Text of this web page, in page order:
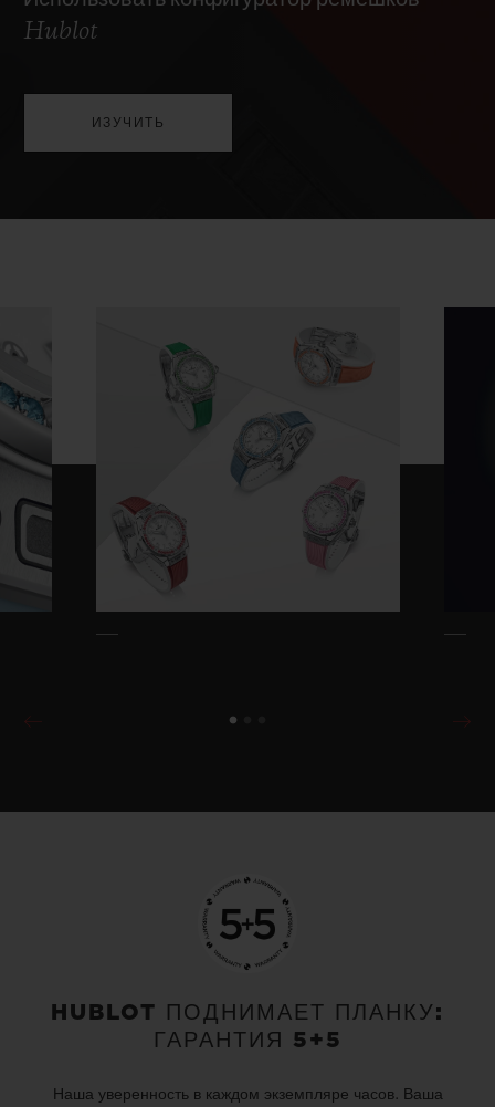
Hublot
ИЗУЧИТЬ
HUBLOT ПОДНИМАЕТ ПЛАНКУ:
ГАРАНТИЯ 5+5
Наша уверенность в каждом экземпляре часов. Ваша